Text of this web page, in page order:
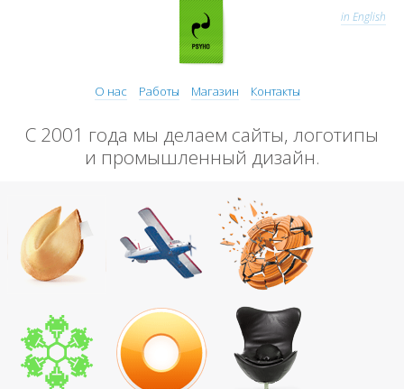
О нас Работы Магазин Контакты
in English
С 2001 года мы делаем сайты, логотипы
и промышленный дизайн.